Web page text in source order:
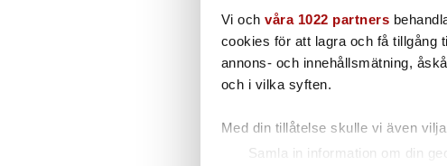
Vi och våra 1022 partners
cookies för att lagra och få tillgång
annons- och innehållsmätning,
och i vilka syften.
Med din tillåtelse skulle vi även
Samla in information om din